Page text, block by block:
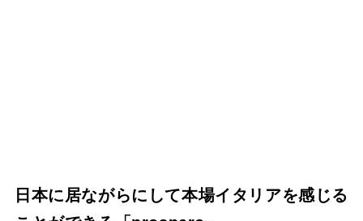
日本に居ながらにして本場イタリアを感じる